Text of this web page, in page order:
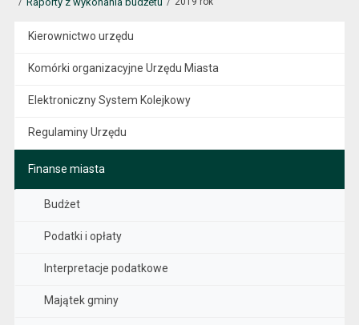
Kierownictwo urzędu
Komórki organizacyjne Urzędu Miasta
Elektroniczny System Kolejkowy
Regulaminy Urzędu
Finanse miasta
Budżet
Podatki i opłaty
Interpretacje podatkowe
Majątek gminy